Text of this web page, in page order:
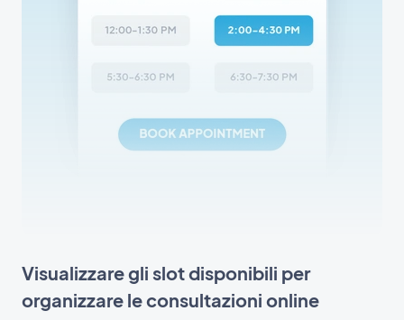
Visualizzare gli slot disponibili per
organizzare le consultazioni online